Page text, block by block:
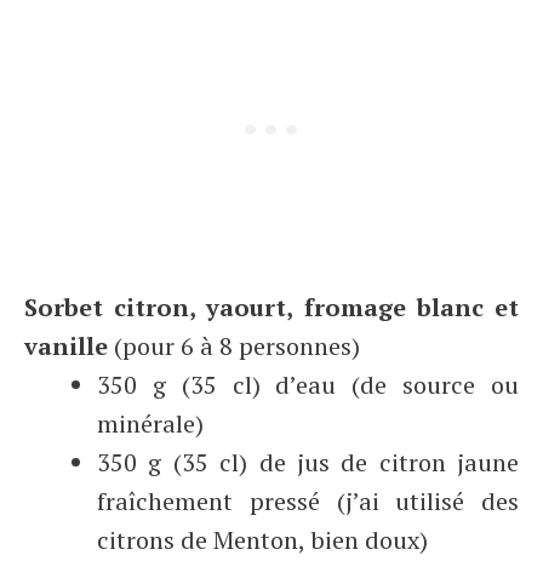
Sorbet citron, yaourt, fromage blanc et
vanille (pour 6 à 8 personnes)
350 g (35 cl) d’eau (de source ou
minérale)
350 g (35 cl) de jus de citron jaune
fraîchement pressé (j’ai utilisé des
citrons de Menton, bien doux)